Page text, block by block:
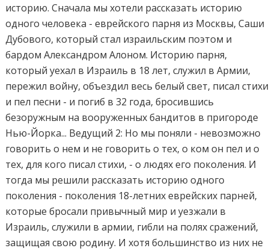
историю. Сначала мы хотели рассказать историю
одного человека - еврейского парня из Москвы, Саши
Дубового, который стал израильским поэтом и
бардом Александром Алоном. Историю парня,
который уехал в Израиль в 18 лет, служил в Армии,
пережил войну, объездил весь белый свет, писал стихи
и пел песни - и погиб в 32 года, бросившись
безоружным на вооруженных бандитов в пригороде
Нью-Йорка... Ведущий 2: Но мы поняли - невозможно
говорить о нем и не говорить о тех, о ком он пел и о
тех, для кого писал стихи, - о людях его поколения. И
тогда мы решили рассказать историю одного
поколения - поколения 18-летних еврейских парней,
которые бросали привычный мир и уезжали в
Израиль, служили в армии, гибли на полях сражений,
защищая свою родину. И хотя большинство из них не